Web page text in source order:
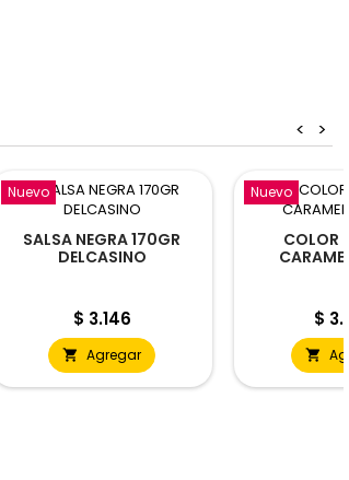
>
<
Nuevo
SALSA NEGRA 170GR
DELCASINO
Precio
$ 3.146
 Agregar
Nuevo
COLOR
$
